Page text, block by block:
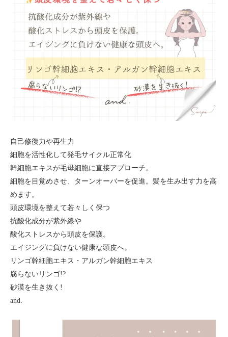
自己修復力や再生力
細胞を活性化して発毛サイクル正常化
幹細胞エキスが毛母細胞に直接アプローチ。
細胞を目覚めさせ、ターンオーバーを促進。髪を生み出す力を高
めます。
頭皮環境を整えて若々しく保つ
抗酸化成分が紫外線や
酸化ストレスから頭皮を保護。
エイジングに負けない健康な頭皮へ。
リンゴ幹細胞エキス・アルガン幹細胞エキス
腐らないリンゴ!?
砂漠を生き抜く!
and.